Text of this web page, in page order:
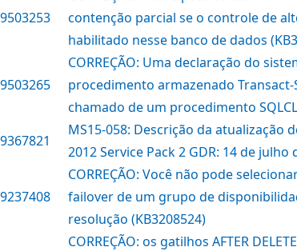
9503253
contenção parcial se o controle de
habilitado nesse banco de dados
9503265
CORREÇÃO: Uma declaração do
procedimento armazenado
chamado de um procedimento
9367821
MS15-058: Descrição da atualização
2012 Service Pack 2 GDR: 14 de julho
9237408
CORREÇÃO: Você não pode
failover de um grupo de
resolução (KB3208524)
CORREÇÃO: os gatilhos AFTER